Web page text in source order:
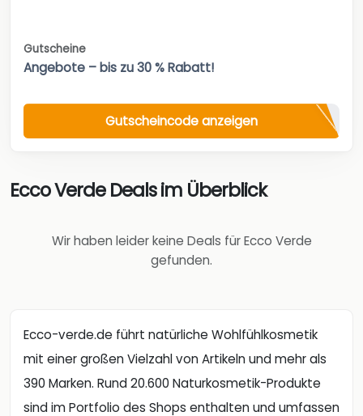
Gutscheine
Angebote – bis zu 30 % Rabatt!
Gutscheincode anzeigen
Ecco Verde Deals im Überblick
Wir haben leider keine Deals für Ecco Verde
gefunden.
Ecco-verde.de führt natürliche Wohlfühlkosmetik
mit einer großen Vielzahl von Artikeln und mehr als
390 Marken. Rund 20.600 Naturkosmetik-Produkte
sind im Portfolio des Shops enthalten und umfassen